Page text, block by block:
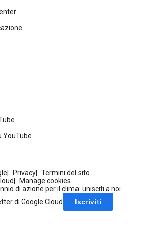
YouTube
Privacy
Termini del sito
Manage cookies
di azione per il clima: unisciti a noi
di Google Cloud
Iscriviti